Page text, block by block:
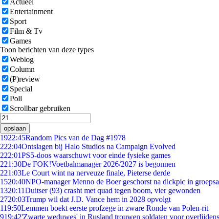
Actueel
Entertainment
Sport
Film & Tv
Games
Toon berichten van deze types
Weblog
Column
(P)review
Special
Poll
Scrollbar gebruiken
opslaan
1922:45Random Pics van de Dag #1978
222:04Ontslagen bij Halo Studios na Campaign Evolved
222:01PS5-doos waarschuwt voor einde fysieke games
221:30De FOK!Voetbalmanager 2026/2027 is begonnen
221:03Le Court wint na nerveuze finale, Pieterse derde
1520:40NPO-manager Menno de Boer geschorst na dickpic in
1320:11Duitser (93) crasht met quad tegen boom, vier gewonden
2720:03Trump wil dat J.D. Vance hem in 2028 opvolgt
119:50Lemmen boekt eerste profzege in zware Ronde van Polen-rit
919:42'Zwarte weduwes' in Rusland trouwen soldaten voor